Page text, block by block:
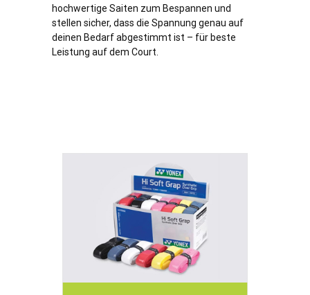
hochwertige Saiten zum Bespannen und
stellen sicher, dass die Spannung genau auf
deinen Bedarf abgestimmt ist – für beste
Leistung auf dem Court.